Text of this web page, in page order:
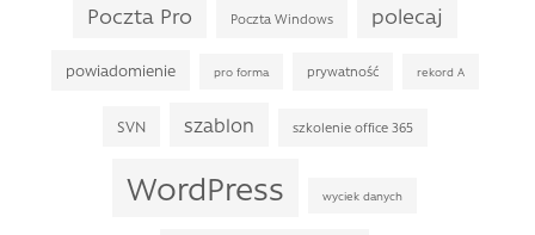
Poczta Pro Poczta Windows polecaj
powiadomienie pro forma prywatność rekord A
SVN szablon szkolenie office 365
WordPress wyciek danych